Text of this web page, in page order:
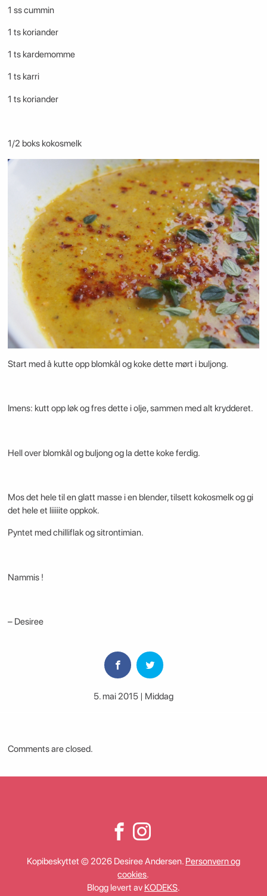
1 ss cummin
1 ts koriander
1 ts kardemomme
1 ts karri
1 ts koriander
1/2 boks kokosmelk
Start med å kutte opp blomkål og koke dette mørt i buljong.
Imens: kutt opp løk og fres dette i olje, sammen med alt krydderet.
Hell over blomkål og buljong og la dette koke ferdig.
Mos det hele til en glatt masse i en blender, tilsett kokosmelk og gi
det hele et liiiiite oppkok.
Pyntet med chilliflak og sitrontimian.
Nammis !
– Desiree
5. mai 2015 | Middag
Comments are closed.
Kopibeskyttet © 2026 Desiree Andersen. Personvern og
cookies.
Blogg levert av KODEKS.